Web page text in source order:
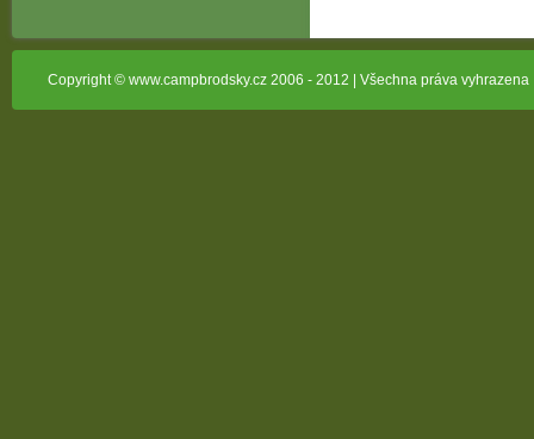
Copyright © www.campbrodsky.cz 2006 - 2012 | Všechna práva vyhrazena